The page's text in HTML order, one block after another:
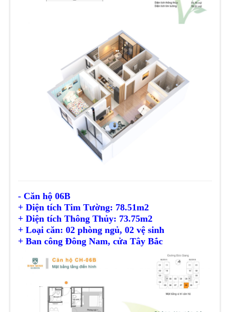
- Căn hộ 06B
+ Diện tích Tim Tường: 78.51m2
+ Diện tíchThông Thủy: 73.75m2
+ Loại căn: 02 phòng ngủ, 02 vệ sinh
+ Ban công Đông Nam, cửa Tây Bắc